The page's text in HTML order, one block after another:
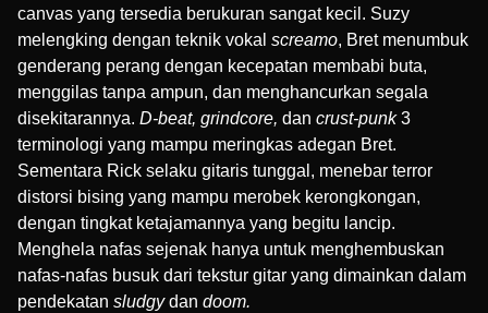
canvas yang tersedia berukuran sangat kecil. Suzy
melengking dengan teknik vokal screamo, Bret menumbuk
genderang perang dengan kecepatan membabi buta,
menggilas tanpa ampun, dan menghancurkan segala
disekitarannya. D-beat, grindcore, dan crust-punk3
terminologi yang mampu meringkas adegan Bret.
Sementara Rick selaku gitaris tunggal, menebar terror
distorsi bising yang mampu merobek kerongkongan,
dengan tingkat ketajamannya yang begitu lancip.
Menghela nafas sejenak hanya untuk menghembuskan
nafas-nafas busuk dari tekstur gitar yang dimainkan dalam
pendekatan sludgydan doom.